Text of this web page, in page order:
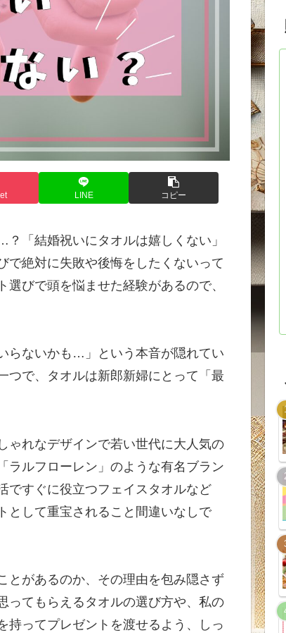
LINE コピー
「結婚祝いにタオルは嬉しくない」
で絶対に失敗や後悔をしたくないって
びで頭を悩ませた経験があるので、
らないかも…」という本音が隠れてい
つで、タオルは新郎新婦にとって「最
ゃれなデザインで若い世代に大人気の
ラルフローレン」のような有名ブラン
ですぐに役立つフェイスタオルなど
として重宝されること間違いなしで
とがあるのか、その理由を包み隠さず
ってもらえるタオルの選び方や、私の
持ってプレゼントを渡せるよう、しっ